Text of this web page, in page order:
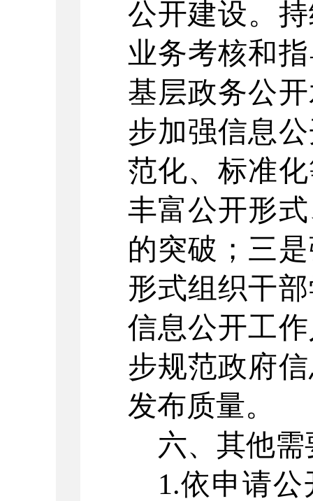
公开建设。
业务考核和
基层政务公
步加强信息
范化、标准
丰富公开形
的突破；三
形式组织干
信息公开工
步规范政府
发布质量。
六、其他
1.依申请